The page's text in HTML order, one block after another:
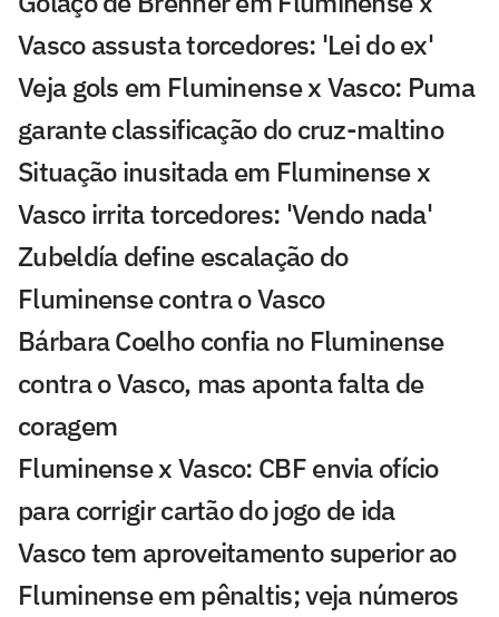
Vasco assusta torcedores: 'Lei do ex'
Veja gols em Fluminense x Vasco: Puma
garante classificação do cruz-maltino
Situação inusitada em Fluminense x
Vasco irrita torcedores: 'Vendo nada'
Zubeldía define escalação do
Fluminense contra o Vasco
Bárbara Coelho confia no Fluminense
contra o Vasco, mas aponta falta de
coragem
Fluminense x Vasco: CBF envia ofício
para corrigir cartão do jogo de ida
Vasco tem aproveitamento superior ao
Fluminense em pênaltis; veja números